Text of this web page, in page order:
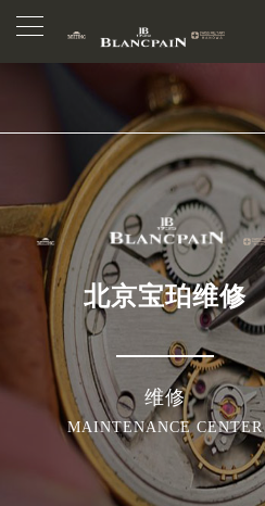
官网公告>
节假日正常营业！
北京宝珀维修
维修
MAINTENANCE CENTER